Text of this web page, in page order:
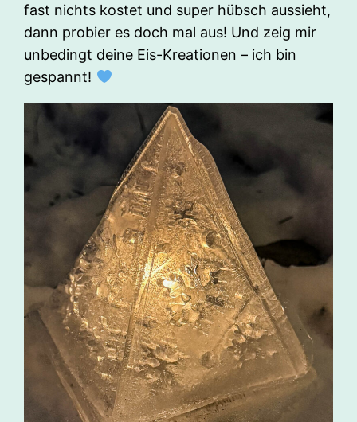
fast nichts kostet und super hübsch aussieht,
dann probier es doch mal aus! Und zeig mir
unbedingt deine Eis-Kreationen – ich bin
gespannt!